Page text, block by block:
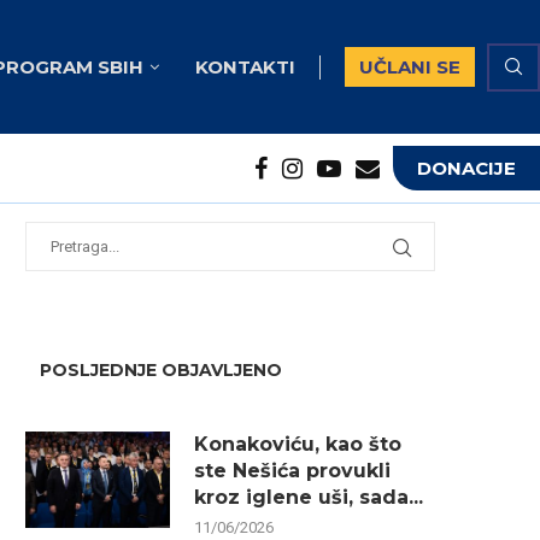
SBIH KONTAKTI UČLANI SE
DONACIJE
POSLJEDNJE OBJAVLJENO
Konakoviću, kao što
ste Nešića provukli
kroz iglene uši, sada...
11/06/2026